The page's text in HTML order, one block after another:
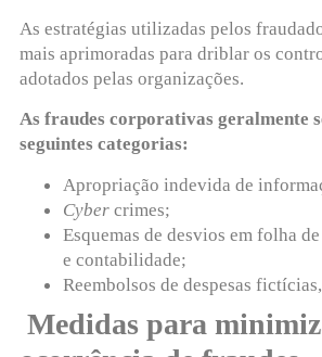
As estratégias utilizadas pelos
mais aprimoradas para driblar os
adotados pelas organizações.
As fraudes corporativas geralmente
seguintes categorias:
Apropriação indevida de
Cybercrimes;
Esquemas de desvios em folha
e contabilidade;
Reembolsos de despesas
Medidas para